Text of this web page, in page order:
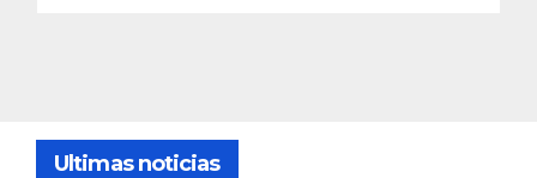
Ultimas noticias